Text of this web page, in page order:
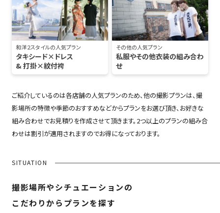
和洋２スタイルの人気プラン
タキシード×ドレス
& 打掛×紋付袴
その他の人気プラン
私服やその他衣装の組み合わ
せ
ご紹介しているのは各店舗の人気プランのため、他の撮影プランは、撮
影場所の特徴や季節のおすすめなどからプランをお選び頂き、お好きな
組み合わせでお見積りを作成させて頂きます。2つ以上のプランの組み合
わせは割引が適用されますのでお得になっております。
SITUATION
撮影場所やシチュエーションの
こだわりからプランを探す